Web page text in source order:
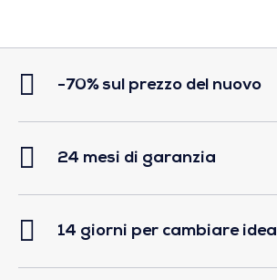
-70% sul prezzo del nuovo
24 mesi di garanzia
14 giorni per cambiare idea